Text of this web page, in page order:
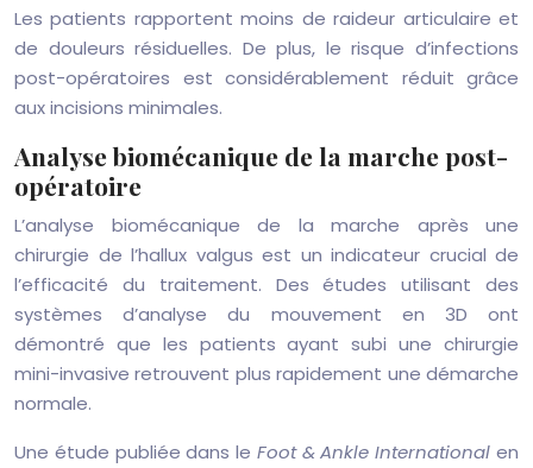
Les patients rapportent moins de raideur articulaire et
de douleurs résiduelles. De plus, le risque d’infections
post-opératoires est considérablement réduit grâce
aux incisions minimales.
Analyse biomécanique de la marche post-
opératoire
L’analyse biomécanique de la marche après une
chirurgie de l’hallux valgus est un indicateur crucial de
l’efficacité du traitement. Des études utilisant des
systèmes d’analyse du mouvement en 3D ont
démontré que les patients ayant subi une chirurgie
mini-invasive retrouvent plus rapidement une démarche
normale.
Une étude publiée dans le Foot & Ankle International en